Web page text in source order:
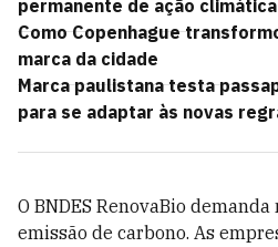
permanente de ação climática
Como Copenhague
marca da cidade
Marca paulistana testa
para se adaptar às novas
O BNDES RenovaBio
emissão de carbono. As